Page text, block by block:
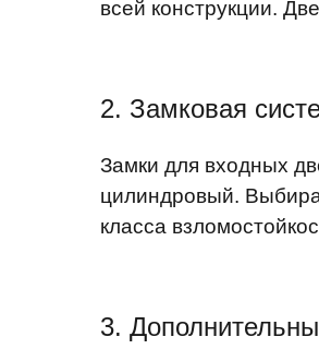
всей конструкции.
2. Замковая
Замки для входных
цилиндровый.
класса
3.